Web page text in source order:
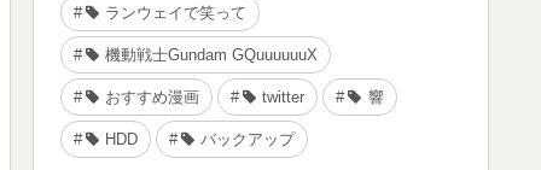
ランウェイで笑って
機動戦士Gundam GQuuuuuuX
おすすめ漫画 twitter 響
HDD バックアップ